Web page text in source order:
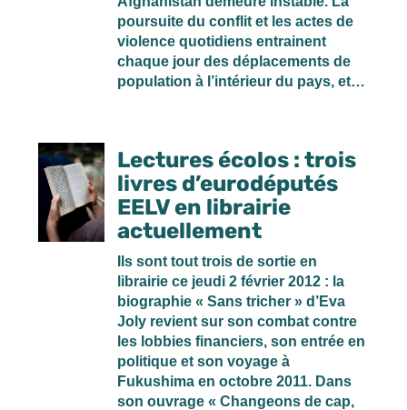
poursuite du conflit et les actes de
violence quotidiens entrainent
chaque jour des déplacements de
population à l’intérieur du pays, et…
Lectures écolos : trois
livres d’eurodéputés
EELV en librairie
actuellement
Ils sont tout trois de sortie en
librairie ce jeudi 2 février 2012 : la
biographie « Sans tricher » d’Eva
Joly revient sur son combat contre
les lobbies financiers, son entrée en
politique et son voyage à
Fukushima en octobre 2011. Dans
son ouvrage « Changeons de cap,